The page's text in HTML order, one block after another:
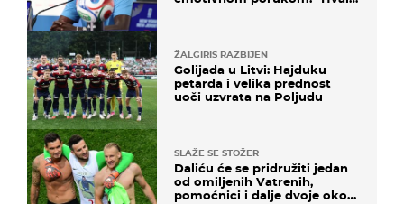
ŽALGIRIS RAZBIJEN
Golijada u Litvi: Hajduku
petarda i velika prednost
uoči uzvrata na Poljudu
SLAŽE SE STOŽER
Daliću će se pridružiti jedan
od omiljenih Vatrenih,
pomoćnici i dalje dvoje oko